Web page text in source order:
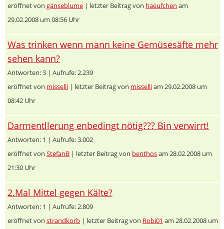
eröffnet von gänseblume | letzter Beitrag von haeufchen am
29.02.2008 um 08:56 Uhr
Was trinken wenn mann keine Gemüsesäfte mehr
sehen kann?
Antworten: 3 | Aufrufe: 2.239
eröffnet von misselli | letzter Beitrag von misselliam 29.02.2008 um
08:42 Uhr
Darmentllerung enbedingt nötig??? Bin verwirrt!
Antworten: 1 | Aufrufe: 3.002
eröffnet von StefanB | letzter Beitrag von benthosam 28.02.2008 um
21:30 Uhr
2.Mal Mittel gegen Kälte?
Antworten: 1 | Aufrufe: 2.809
eröffnet von strandkorb | letzter Beitrag von Robi01 am 28.02.2008 um